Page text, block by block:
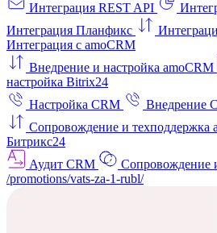
Интеграция REST API
Интеграция Планфикс
Интеграция с amoCRM
Внедрение и настройка amoCRM
настройка Bitrix24
Настройка CRM
Внедрение
Сопровождение и техподдержка
Битрикс24
Аудит CRM
Сопровождение
/promotions/vats-za-1-rubl/